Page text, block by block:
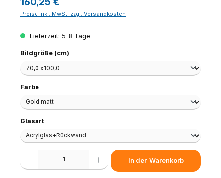
Preise inkl. MwSt. zzgl. Versandkosten
Lieferzeit: 5-8 Tage
Bildgröße (cm)
Farbeauswählen
Glasartauswählen
Produkt Anzahl: Gib den gewünschten Wert ein oder benutze die
In den Warenkorb